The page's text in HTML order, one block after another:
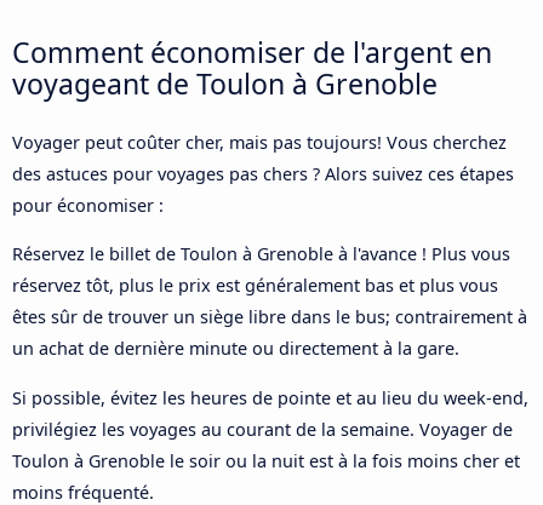
Comment économiser de l'argent en
voyageant de Toulon à Grenoble
Voyager peut coûter cher, mais pas toujours! Vous cherchez
des astuces pour voyages pas chers ? Alors suivez ces étapes
pour économiser :
Réservez le billet de Toulon à Grenoble à l'avance ! Plus vous
réservez tôt, plus le prix est généralement bas et plus vous
êtes sûr de trouver un siège libre dans le bus; contrairement à
un achat de dernière minute ou directement à la gare.
Si possible, évitez les heures de pointe et au lieu du week-end,
privilégiez les voyages au courant de la semaine. Voyager de
Toulon à Grenoble le soir ou la nuit est à la fois moins cher et
moins fréquenté.